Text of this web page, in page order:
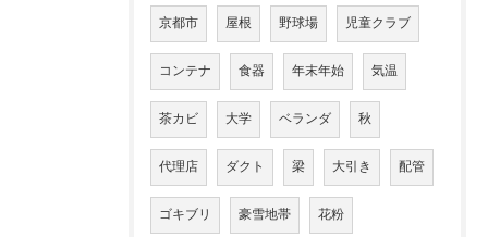
京都市 屋根 野球場 児童クラブ
コンテナ 食器 年末年始 気温
茶カビ 大学 ベランダ 秋
代理店 ダクト 梁 大引き 配管
ゴキブリ 豪雪地帯 花粉